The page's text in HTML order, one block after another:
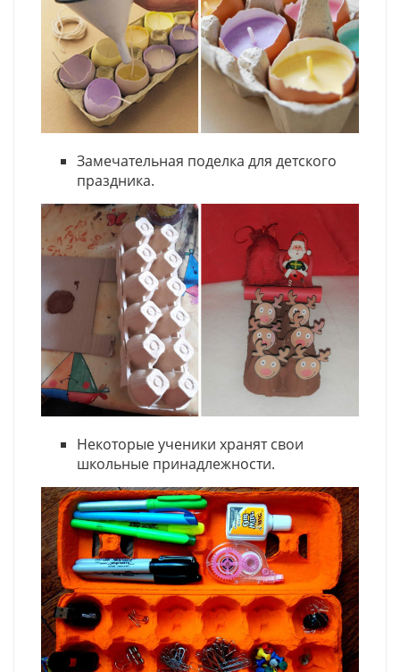
Замечательная поделка для детского
праздника.
Некоторые ученики хранят свои
школьные принадлежности.